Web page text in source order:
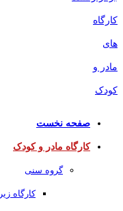
صفحه نخست
کارگاه مادر و کودک
گروه سنی
کارگاه زیر 1 سال